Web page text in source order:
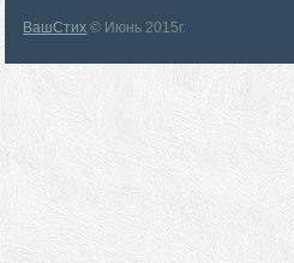
ВашСтих © Июнь 2015г.